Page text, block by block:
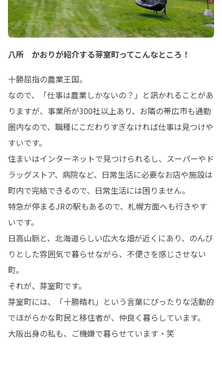
八所 かおりが紹介する芽室町ってこんなところ！
十勝屈指の農業王国。
なので、「仕事は農業しかないの？」と訊かれることがあ
りますが、事業所が300社以上あり、お隣の帯広市も通勤
圏内なので、職種にこだわりすぎなければ仕事は見つけや
すいです。
住まいはインターネットで見つけられるし、スーパーやド
ラッグストア、病院など、日常生活に必要なお店や施設は
町内で完結できるので、日常生活には困りません。
特急が停まるJRの駅もあるので、札幌方面へも行きやす
いです。
日高山脈と、北海道らしい広大な畑が近くにあり、のんび
りとした雰囲気で暮らせながら、不便さを感じさせない
町。
それが、芽室町です。
芽室町には、「十勝晴れ」という言葉にぴったりな活動的
でほがらかな町民と移住者が、仲良く暮らしています。
大阪出身の私も、ご機嫌で暮らせています・笑